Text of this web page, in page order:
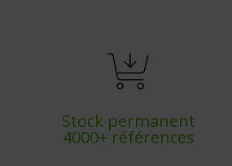
Stock permanent
4000+ références